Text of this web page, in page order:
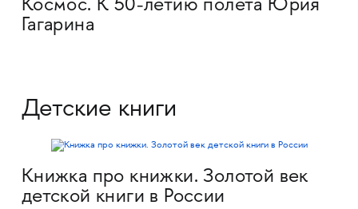
Космос. К 50-летию полета Юрия
Гагарина
Детские книги
Книжка про книжки. Золотой век
детской книги в России